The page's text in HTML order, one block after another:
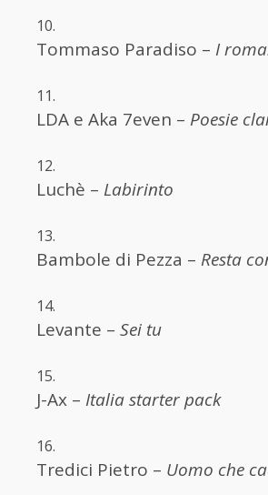
Tommaso Paradiso – I
LDA e Aka 7even – Poesie
Luchè – Labirinto
Bambole di Pezza – Resta
Levante – Sei tu
J-Ax – Italia starter pack
Tredici Pietro – Uomo che